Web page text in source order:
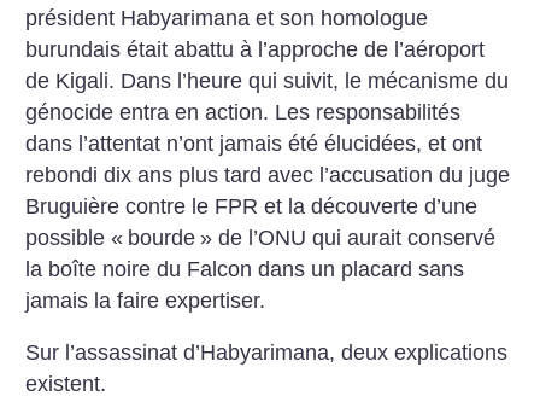
président Habyarimana et son homologue
burundais était abattu à l’approche de l’aéroport
de Kigali. Dans l’heure qui suivit, le mécanisme du
génocide entra en action. Les responsabilités
dans l’attentat n’ont jamais été élucidées, et ont
rebondi dix ans plus tard avec l’accusation du juge
Bruguière contre le FPR et la découverte d’une
possible « bourde » de l’ONU qui aurait conservé
la boîte noire du Falcon dans un placard sans
jamais la faire expertiser.
Sur l’assassinat d’Habyarimana, deux explications
existent.